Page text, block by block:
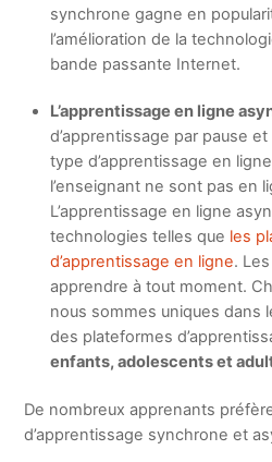
synchrone gagne en
l’amélioration de la
bande passante Internet.
L’apprentissage en ligne
d’apprentissage par pause
type d’apprentissage en
l’enseignant ne sont pas en
L’apprentissage en ligne
technologies telles que les
d’apprentissage en ligne.
apprendre à tout moment.
nous sommes uniques dans
des plateformes
enfants, adolescents et
De nombreux apprenants
d’apprentissage synchrone et